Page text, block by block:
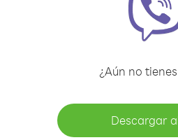
¿Aún no
Descargar